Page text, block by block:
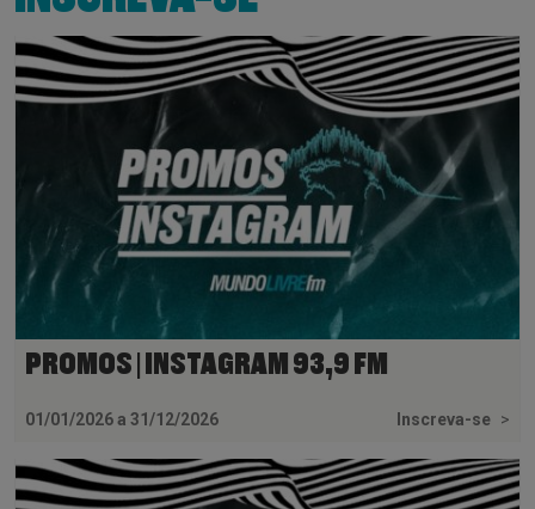
PROMOS | INSTAGRAM 93,9 FM
01/01/2026 a 31/12/2026 Inscreva-se >